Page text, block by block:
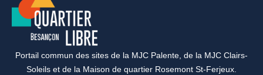
Portail commun des sites de la MJC Palente, de la MJC Clairs-
Soleils et de la Maison de quartier Rosemont St-Ferjeux.